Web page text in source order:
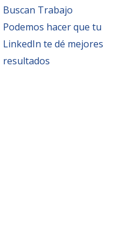
Buscan Trabajo
Podemos hacer que tu
LinkedIn te dé mejores
resultados